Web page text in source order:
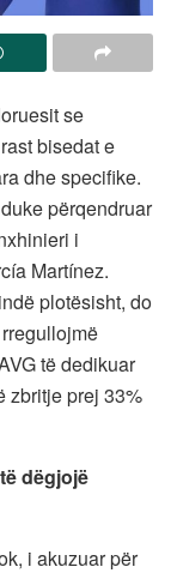
se
bisedat e
dhe specifike.
përqendruar
i
Martínez.
plotësisht, do
të dedikuar
zbritje prej 33%
dëgjojë
i akuzuar për